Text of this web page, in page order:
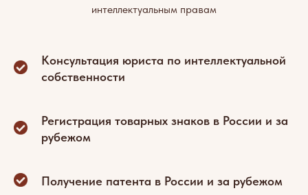
интеллектуальным правам
Консультация юриста по интеллектуальной
собственности
Регистрация товарных знаков в России и за
рубежом
Получение патента в России и за рубежом